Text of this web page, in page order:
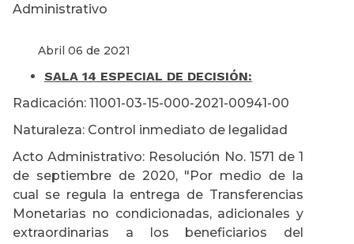
Administrativo
Abril 06 de 2021
SALA 14 ESPECIAL DE DECISIÓN:
Radicación: 11001-03-15-000-2021-00941-00
Naturaleza: Control inmediato de legalidad
Acto Administrativo: Resolución No. 1571 de 1
de septiembre de 2020, "Por medio de la
cual se regula la entrega de Transferencias
Monetarias no condicionadas, adicionales y
extraordinarias a los beneficiarios del